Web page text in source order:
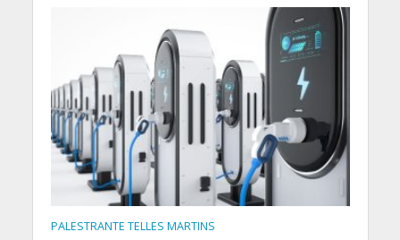
PALESTRANTE TELLES MARTINS